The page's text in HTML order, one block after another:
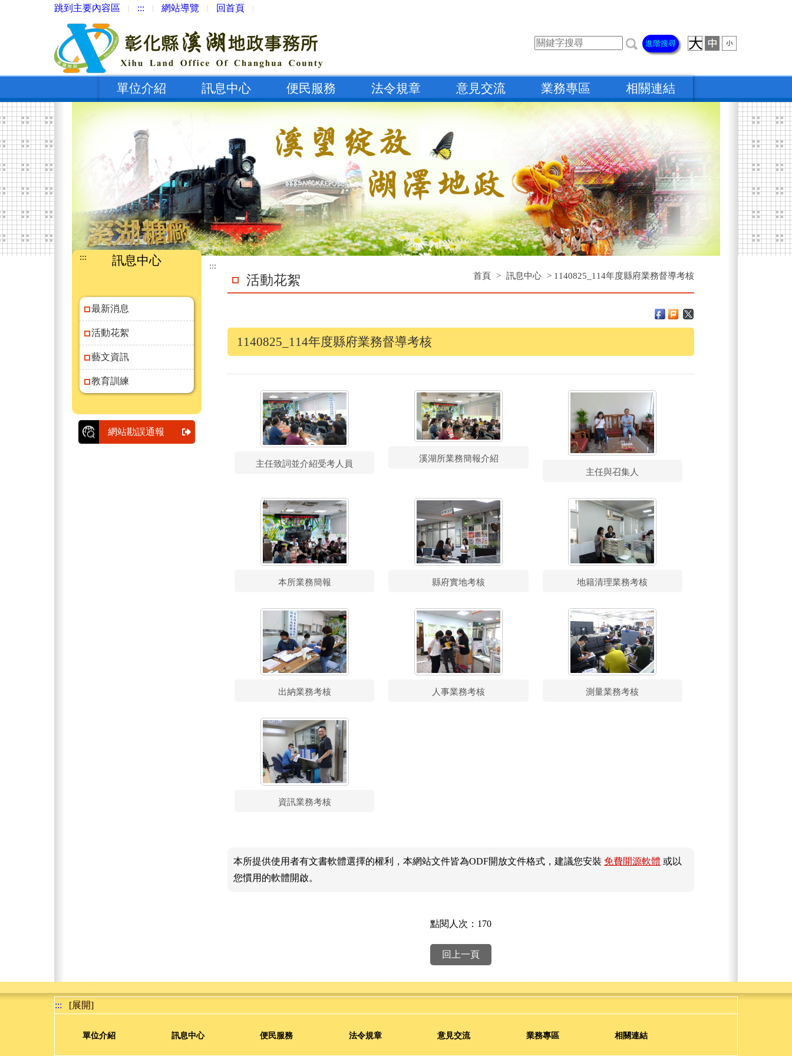
跳到主要內容區 ::: 網站導覽 回首頁
進階搜尋
單位介紹 訊息中心 便民服務 法令規章 意見交流 業務專區 相關連結
::: 訊息中心
最新消息
活動花絮
藝文資訊
教育訓練
網站勘誤通報
:::
首頁 > 訊息中心 > 1140825_114年度縣府業務督導考核
活動花絮
1140825_114年度縣府業務督導考核
主任致詞並介紹受考人員
溪湖所業務簡報介紹
主任與召集人
本所業務簡報 縣府實地考核 地籍清理業務考核
出納業務考核 人事業務考核 測量業務考核
資訊業務考核
本所提供使用者有文書軟體選擇的權利，本網站文件皆為ODF開放文件格式，建議您安裝 免費開源軟體 或以
您慣用的軟體開啟。
點閱人次：170
回上一頁
::: [展開]
單位介紹 訊息中心 便民服務 法令規章 意見交流 業務專區 相關連結